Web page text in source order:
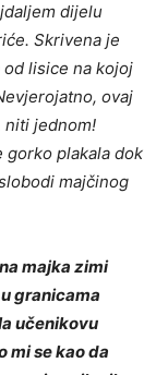
dijelu
Skrivena je
lisice na kojoj
ovaj
niti jednom!
gorko plakala dok
majčinog
majka zimi
granicama
učenikovu
mi se kao da